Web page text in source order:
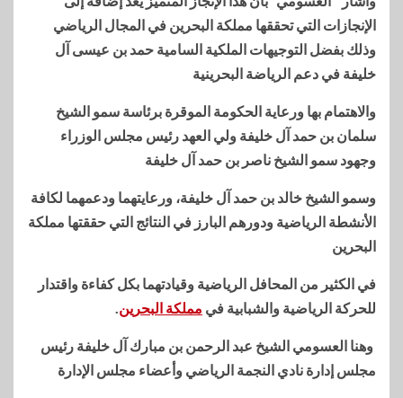
الإنجازات التي تحققها مملكة البحرين في المجال الرياضي
وذلك بفضل التوجيهات الملكية السامية حمد بن عيسى آل
خليفة في دعم الرياضة البحرينية
والاهتمام بها ورعاية الحكومة الموقرة برئاسة سمو الشيخ
سلمان بن حمد آل خليفة ولي العهد رئيس مجلس الوزراء
وجهود سمو الشيخ ناصر بن حمد آل خليفة
وسمو الشيخ خالد بن حمد آل خليفة، ورعايتهما ودعمهما لكافة
الأنشطة الرياضية ودورهم البارز في النتائج التي حققتها مملكة
البحرين
في الكثير من المحافل الرياضية وقيادتهما بكل كفاءة واقتدار
للحركة الرياضية والشبابية في مملكة البحرين.
وهنا العسومي الشيخ عبد الرحمن بن مبارك آل خليفة رئيس
مجلس إدارة نادي النجمة الرياضي وأعضاء مجلس الإدارة